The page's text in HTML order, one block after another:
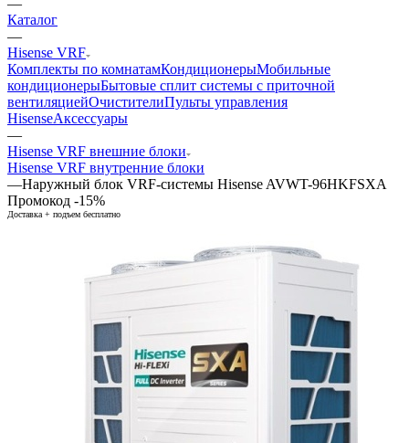
Каталог
—
Hisense VRF
Комплекты по комнатамКондиционерыМобильные
кондиционерыБытовые сплит системы с приточной
вентиляциейОчистителиПульты управления
HisenseАксессуары
—
Hisense VRF внешние блоки
Hisense VRF внутренние блоки
—Наружный блок VRF-системы Hisense AVWT-96HKFSXA
Промокод -15%
Доставка + подъем бесплатно